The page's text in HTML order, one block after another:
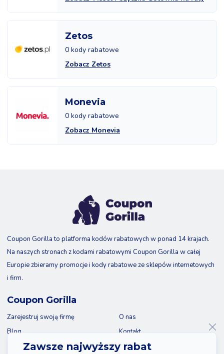
Zetos
0 kody rabatowe
Zobacz Zetos
Monevia
0 kody rabatowe
Zobacz Monevia
Zawsze najwyższy rabat
Coupon Gorilla to platforma kodów rabatowych w ponad 14 krajach.
Na naszych stronach z kodami rabatowymi Coupon Gorilla w całej
Europie zbieramy promocje i kody rabatowe ze sklepów internetowych
i firm.
Coupon Gorilla
Zarejestruj swoją firmę
Blog
O nas
Kontakt